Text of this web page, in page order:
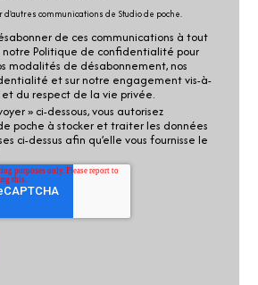
d'autres communications de Studio de poche.
de ces communications à tout
notre Politique de confidentialité pour
modalités de désabonnement, nos
et sur notre engagement vis-à-
du respect de la vie privée.
» ci-dessous, vous autorisez
poche à stocker et traiter les données
ci-dessus afin qu’elle vous fournisse le